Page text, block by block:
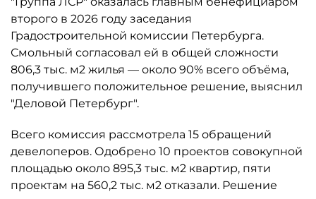
второго в 2026 году заседания
Градостроительной комиссии Петербурга.
Смольный согласовал ей в общей сложности
806,3 тыс. м2 жилья — около 90% всего объёма,
получившего положительное решение, выяснил
"Деловой Петербург".
Всего комиссия рассмотрела 15 обращений
девелоперов. Одобрено 10 проектов совокупной
площадью около 895,3 тыс. м2 квартир, пяти
проектам на 560,2 тыс. м2 отказали. Решение